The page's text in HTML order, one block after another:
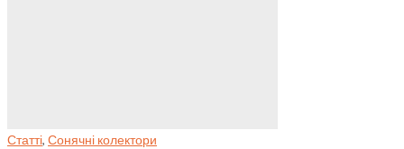
Статті, Сонячні колектори